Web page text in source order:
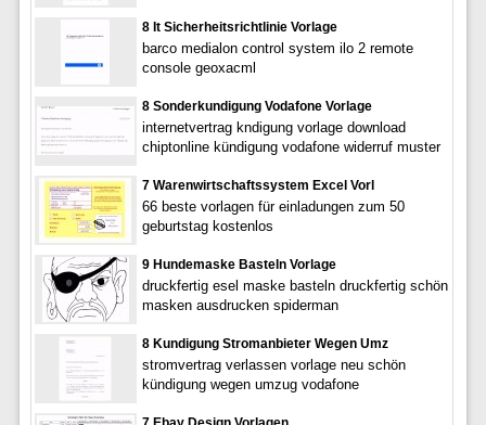
8 It Sicherheitsrichtlinie Vorlage
barco medialon control system ilo 2 remote
console geoxacml
8 Sonderkundigung Vodafone Vorlage
internetvertrag kndigung vorlage download
chiptonline kündigung vodafone widerruf muster
7 Warenwirtschaftssystem Excel Vorl
66 beste vorlagen für einladungen zum 50
geburtstag kostenlos
9 Hundemaske Basteln Vorlage
druckfertig esel maske basteln druckfertig schön
masken ausdrucken spiderman
8 Kundigung Stromanbieter Wegen Umz
stromvertrag verlassen vorlage neu schön
kündigung wegen umzug vodafone